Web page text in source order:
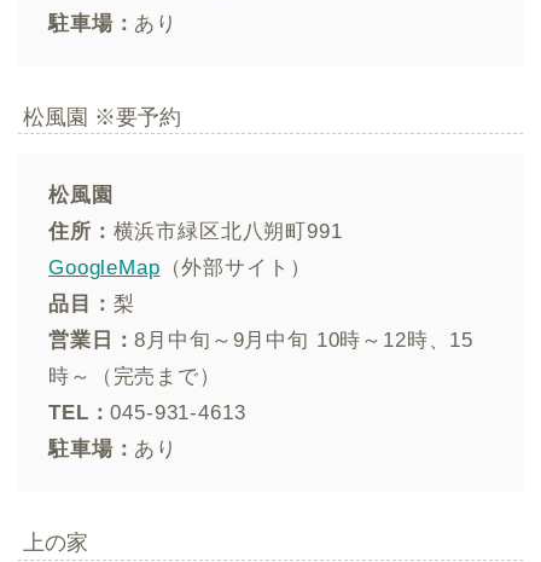
駐車場： あり
松風園 ※要予約
松風園
住所： 横浜市緑区北八朔町991
GoogleMap （外部サイト）
品目： 梨
営業日：8月中旬～9月中旬 10時～12時、15
時～（完売まで）
TEL：045-931-4613
駐車場： あり
上の家